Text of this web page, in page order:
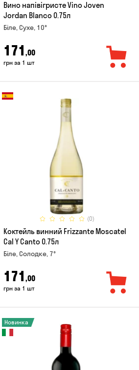
Вино напівігристе Vino Joven
Jordan Blanco 0.75л
Біле, Сухе, 10°
171 ,00
грн за 1 шт
(0)
Коктейль винний Frizzante Moscatel
Cal Y Canto 0.75л
Біле, Солодке, 7°
171 ,00
грн за 1 шт
Новинка